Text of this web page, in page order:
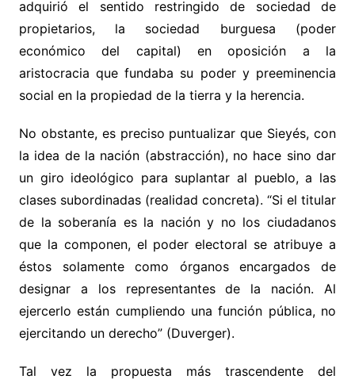
adquirió el sentido restringido de sociedad de
propietarios, la sociedad burguesa (poder
económico del capital) en oposición a la
aristocracia que fundaba su poder y preeminencia
social en la propiedad de la tierra y la herencia.
No obstante, es preciso puntualizar que Sieyés, con
la idea de la nación (abstracción), no hace sino dar
un giro ideológico para suplantar al pueblo, a las
clases subordinadas (realidad concreta). “Si el titular
de la soberanía es la nación y no los ciudadanos
que la componen, el poder electoral se atribuye a
éstos solamente como órganos encargados de
designar a los representantes de la nación. Al
ejercerlo están cumpliendo una función pública, no
ejercitando un derecho” (Duverger).
Tal vez la propuesta más trascendente del